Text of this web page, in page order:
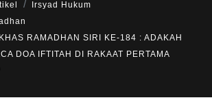
Irsyad Hukum
KHAS RAMADHAN SIRI KE-184 : ADAKAH
DOA IFTITAH DI RAKAAT PERTAMA